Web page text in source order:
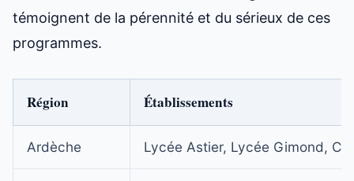
témoignent de la pérennité et du sérieux de ces
programmes.
Région Établissements
Ardèche Lycée Astier, Lycée Gimond,